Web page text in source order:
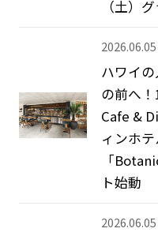
サス
グ
（土）
ハワイ
の前へ
Cafe &
ィンホ
「
ト始動
2026.06.05
2026.06.05